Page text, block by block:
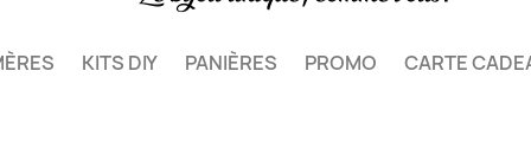
KITS DIY PANIÈRES PROMO CARTE